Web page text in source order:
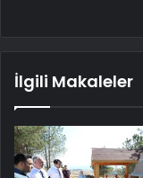
İlgili Makaleler